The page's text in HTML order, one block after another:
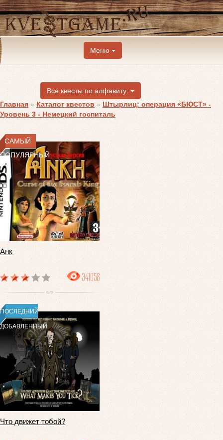
Меню
Все квесты по алфавиту:
Главная » Каталог квестов » Штырлиц: операция «БЮСТ» -
Уровень 3 - Немецкий госпиталь
САМЫЙ
ПОПУЛЯРНЫЙ
Анк
341058
ПОСЛЕДНИЙ
ДОБАВЛЕННЫЙ
Что движет тобой?